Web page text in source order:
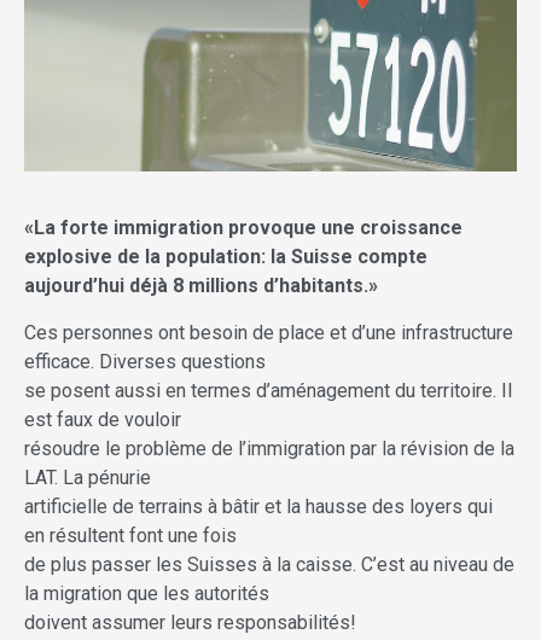
«La forte immigration provoque une croissance
explosive de la population: la Suisse compte
aujourd’hui déjà 8 millions d’habitants.»
Ces personnes ont besoin de place et d’une infrastructure
efficace. Diverses questions
se posent aussi en termes d’aménagement du territoire. Il
est faux de vouloir
résoudre le problème de l’immigration par la révision de la
LAT. La pénurie
artificielle de terrains à bâtir et la hausse des loyers qui
en résultent font une fois
de plus passer les Suisses à la caisse. C’est au niveau de
la migration que les autorités
doivent assumer leurs responsabilités!